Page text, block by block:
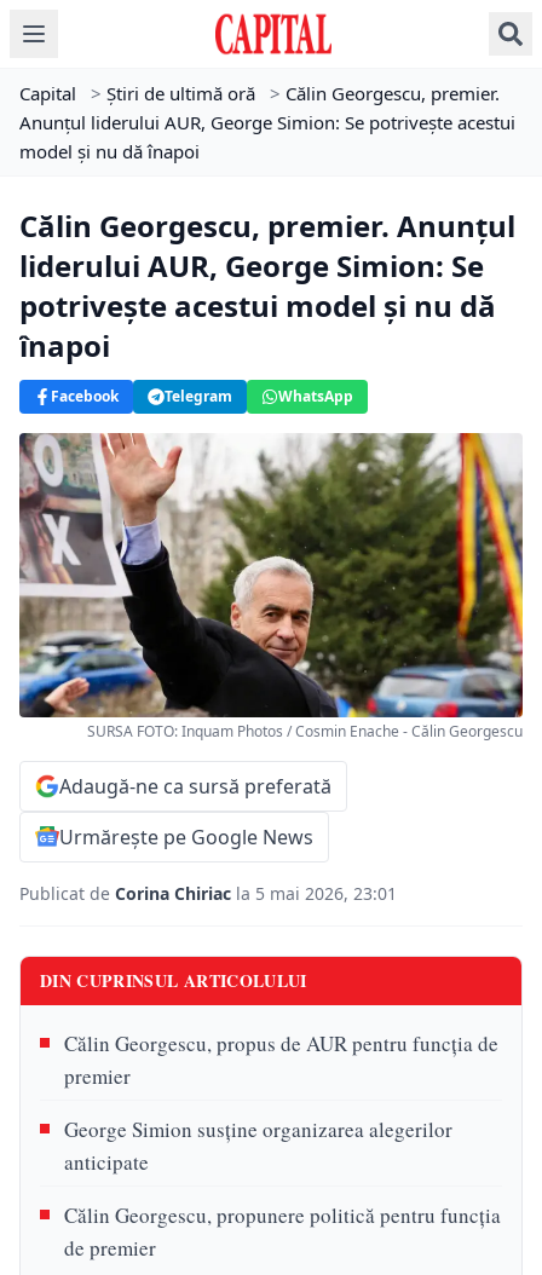
Capital > Știri de ultimă oră > Călin Georgescu, premier.
Anunțul liderului AUR, George Simion: Se potrivește acestui
model și nu dă înapoi
Călin Georgescu, premier. Anunțul
liderului AUR, George Simion: Se
potrivește acestui model și nu dă
înapoi
Facebook Telegram WhatsApp
SURSA FOTO: Inquam Photos / Cosmin Enache - Călin Georgescu
Adaugă-ne ca sursă preferată
Urmărește pe Google News
Publicat de Corina Chiriac la 5 mai 2026, 23:01
DIN CUPRINSUL ARTICOLULUI
Călin Georgescu, propus de AUR pentru funcția de
premier
George Simion susține organizarea alegerilor
anticipate
Călin Georgescu, propunere politică pentru funcția
de premier